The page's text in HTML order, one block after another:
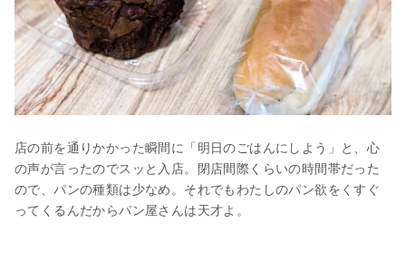
店の前を通りかかった瞬間に「明日のごはんにしよう」と、心
の声が言ったのでスッと入店。閉店間際くらいの時間帯だった
ので、パンの種類は少なめ。それでもわたしのパン欲をくすぐ
ってくるんだからパン屋さんは天才よ。